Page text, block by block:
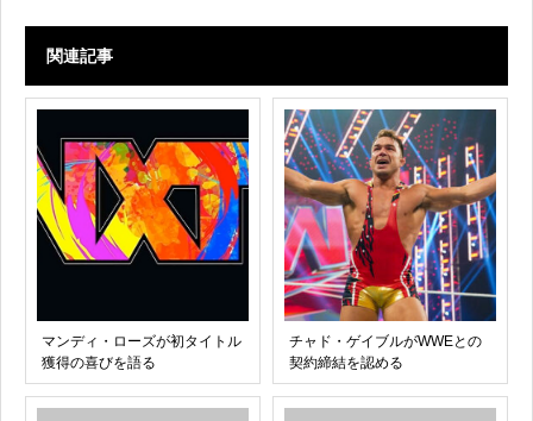
関連記事
マンディ・ローズが初タイトル
獲得の喜びを語る
チャド・ゲイブルがWWEとの
契約締結を認める